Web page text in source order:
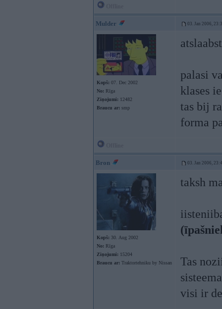
Mulder 03. Jan 2006,
Kopš: 07. Dec 2002
No: Rīga
Ziņojumi: 12482
Braucu ar: smp
palasi
klases
tas bij
forma
Bron 03. Jan 2006,
Kopš: 30. Aug 2002
No: Rīga
Ziņojumi: 15204
Braucu ar: Traktortehniku by Nissan
taksh
Tas
visi ir